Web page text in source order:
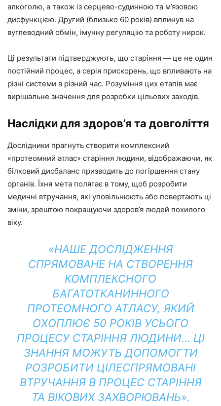
алкоголю, а також із серцево-судинною та м’язовою
дисфункцією. Другий (близько 60 років) вплинув на
вуглеводний обмін, імунну регуляцію та роботу нирок.
Ці результати підтверджують, що старіння — це не один
постійний процес, а серія прискорень, що впливають на
різні системи в різний час. Розуміння цих етапів має
вирішальне значення для розробки цільових заходів.
Наслідки для здоров’я та довголіття
Дослідники прагнуть створити комплексний
«протеомний атлас» старіння людини, відображаючи, як
білковий дисбаланс призводить до погіршення стану
органів. Їхня мета полягає в тому, щоб розробити
медичні втручання, які уповільнюють або повертають ці
зміни, зрештою покращуючи здоров’я людей похилого
віку.
«НАШЕ ДОСЛІДЖЕННЯ
СПРЯМОВАНЕ НА СТВОРЕННЯ
КОМПЛЕКСНОГО
БАГАТОТКАНИННОГО
ПРОТЕОМНОГО АТЛАСУ, ЯКИЙ
ОХОПЛЮЄ 50 РОКІВ УСЬОГО
ПРОЦЕСУ СТАРІННЯ ЛЮДИНИ… ЦІ
ЗНАННЯ МОЖУТЬ ДОПОМОГТИ
РОЗРОБИТИ ЦІЛЕСПРЯМОВАНІ
ВТРУЧАННЯ В ПРОЦЕС СТАРІННЯ
ТА ВІКОВИХ ЗАХВОРЮВАНЬ».